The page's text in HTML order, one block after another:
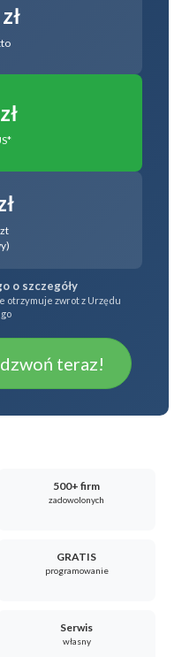
o szczegóły
otrzymuje zwrot z Urzędu
teraz!
500+ firm
zadowolonych
GRATIS
programowanie
Serwis
własny